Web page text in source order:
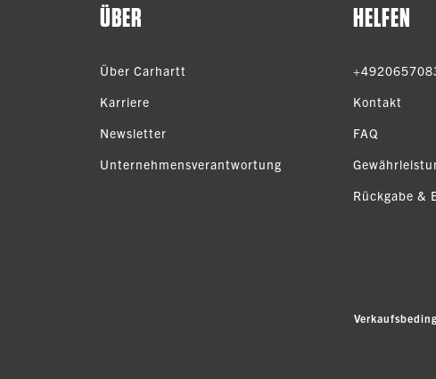
ÜBER
Über Carhartt
Karriere
Newsletter
Unternehmensverantwortung
HELFEN
Kontakt
FAQ
Rückgabe &